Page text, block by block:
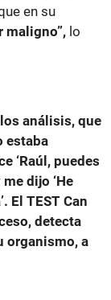
en su
maligno”, lo
análisis, que
estaba
‘Raúl, puedes
dijo ‘He
El TEST Can
detecta
organismo, a